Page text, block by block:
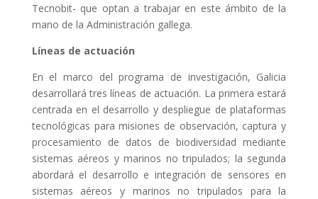
Tecnobit- que optan a trabajar en este ámbito de la
mano de la Administración gallega.
Líneas de actuación
En el marco del programa de investigación, Galicia
desarrollará tres líneas de actuación. La primera estará
centrada en el desarrollo y despliegue de plataformas
tecnológicas para misiones de observación, captura y
procesamiento de datos de biodiversidad mediante
sistemas aéreos y marinos no tripulados; la segunda
abordará el desarrollo e integración de sensores en
sistemas aéreos y marinos no tripulados para la